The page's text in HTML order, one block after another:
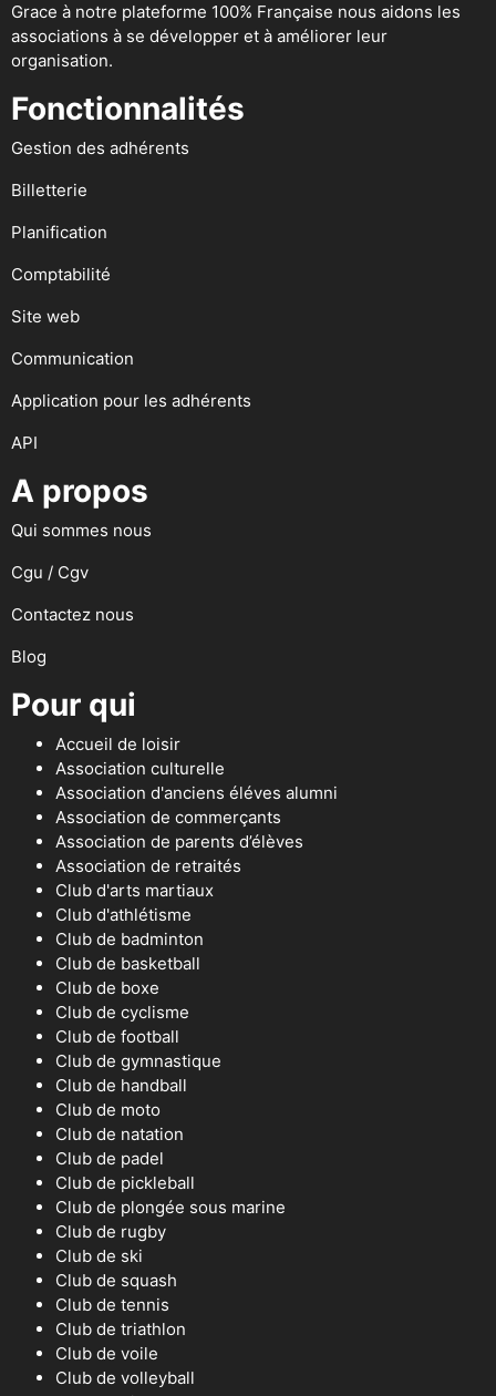
Grace à notre plateforme 100% Française nous aidons les
associations à se développer et à améliorer leur
organisation.
Fonctionnalités
Gestion des adhérents
Billetterie
Planification
Comptabilité
Site web
Communication
Application pour les adhérents
API
A propos
Qui sommes nous
Cgu / Cgv
Contactez nous
Blog
Pour qui
Accueil de loisir
Association culturelle
Association d'anciens éléves alumni
Association de commerçants
Association de parents d’élèves
Association de retraités
Club d'arts martiaux
Club d'athlétisme
Club de badminton
Club de basketball
Club de boxe
Club de cyclisme
Club de football
Club de gymnastique
Club de handball
Club de moto
Club de natation
Club de padel
Club de pickleball
Club de plongée sous marine
Club de rugby
Club de ski
Club de squash
Club de tennis
Club de triathlon
Club de voile
Club de volleyball